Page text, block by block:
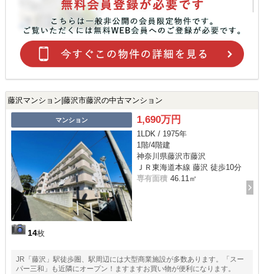
藤沢マンション|藤沢市藤沢の中古マンション
マンション
14枚
1,690万円
1LDK / 1975年
1階/4階建
神奈川県藤沢市藤沢
ＪＲ東海道本線 藤沢 徒歩10分
専有面積 46.11㎡
JR「藤沢」駅徒歩圏、駅周辺には大型商業施設が多数あります。「スー
パー三和」も近隣にオープン！ますますお買い物が便利になります。